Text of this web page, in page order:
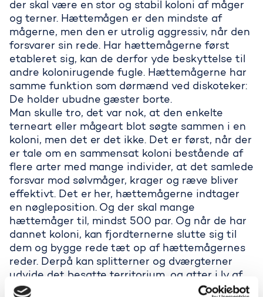
Fuglene på Sprogø
der skal være en stor og stabil koloni af måger
og terner. Hættemågen er den mindste af
mågerne, men den er utrolig aggressiv, når den
forsvarer sin rede. Har hættemågerne først
etableret sig, kan de derfor yde beskyttelse til
andre kolonirugende fugle. Hættemågerne har
samme funktion som dørmænd ved diskoteker:
De holder ubudne gæster borte.
Man skulle tro, det var nok, at den enkelte
terneart eller mågeart blot søgte sammen i en
koloni, men det er det ikke. Det er først, når der
er tale om en sammensat koloni bestående af
flere arter med mange individer, at det samlede
forsvar mod sølvmåger, krager og ræve bliver
effektivt. Det er her, hættemågerne indtager
en nøgleposition. Og der skal mange
hættemåger til, mindst 500 par. Og når de har
dannet koloni, kan fjordternerne slutte sig til
dem og bygge rede tæt op af hættemågernes
reder. Derpå kan splitterner og dværgterner
udvide det besatte territorium, og atter i ly af
disse kan forskellige vadefugle – klyder, viber,